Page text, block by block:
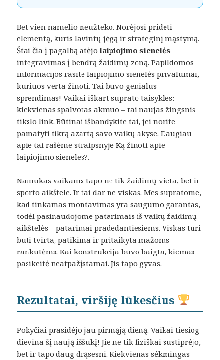
Bet vien namelio neužteko. Norėjosi pridėti
elementą, kuris lavintų jėgą ir strateginį mąstymą.
Štai čia į pagalbą atėjolaipiojimo sienelės
integravimas į bendrą žaidimų zoną. Papildomos
informacijos rasitelaipiojimo sienelės privalumai,
kuriuos verta žinoti. Tai buvo genialus
sprendimas! Vaikai iškart suprato taisykles:
kiekvienas spalvotas akmuo – tai naujas žingsnis
tikslo link. Būtinai išbandykite tai, jei norite
pamatyti tikrą azartą savo vaikų akyse. Daugiau
apie tai rašėme straipsnyjeKą žinoti apie
laipiojimo sieneles?.
Namukas vaikams tapo ne tik žaidimų vieta, bet ir
sporto aikštele. Ir tai dar ne viskas. Mes supratome,
kad tinkamas montavimas yra saugumo garantas,
todėl pasinaudojome patarimais išvaikų žaidimų
aikštelės – patarimai pradedantiesiems. Viskas turi
būti tvirta, patikima ir pritaikyta mažoms
rankutėms. Kai konstrukcija buvo baigta, kiemas
pasikeitė neatpažįstamai. Jis tapo gyvas.
Rezultatai, viršiję lūkesčius
Pokyčiai prasidėjo jau pirmąją dieną. Vaikai tiesiog
dievina šį naują iššūkį! Jie ne tik fiziškai sustiprėjo,
bet ir tapo daug drąsesni. Kiekvienas sėkmingas